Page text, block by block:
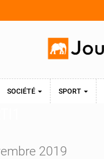
SOCIÉTÉ SPORT
2019